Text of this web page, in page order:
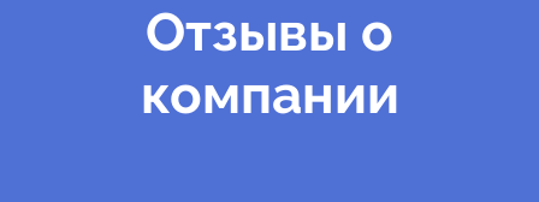
Отзывы о
компании